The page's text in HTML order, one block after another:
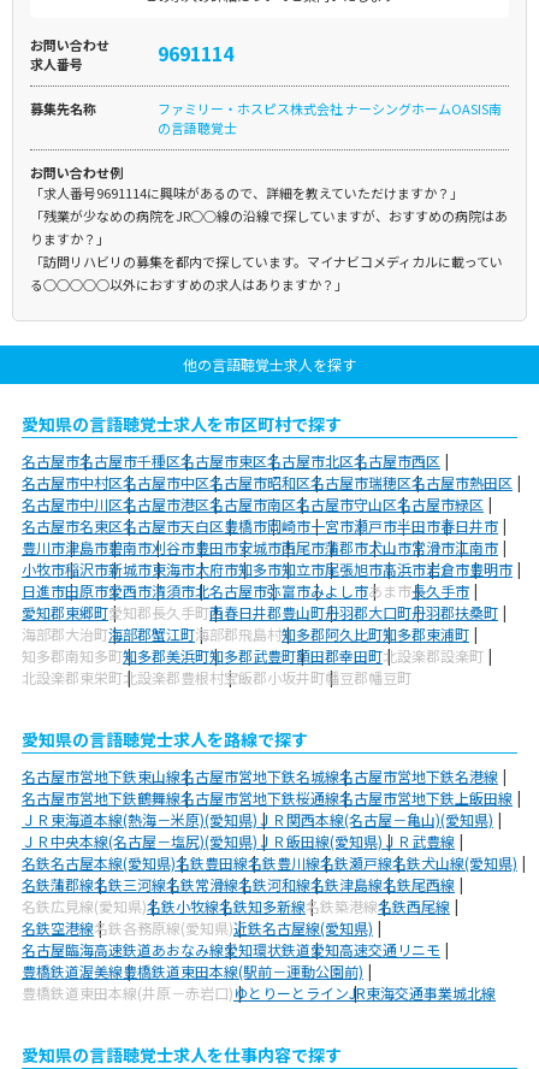
お問い合わせ
求人番号
9691114
募集先名称
ファミリー・ホスピス株式会社 ナーシングホームOASIS南
の言語聴覚士
お問い合わせ例
「求人番号9691114に興味があるので、詳細を教えていただけますか？」
「残業が少なめの病院をJR○○線の沿線で探していますが、おすすめの病院はあ
りますか？」
「訪問リハビリの募集を都内で探しています。マイナビコメディカルに載ってい
る○○○○○以外におすすめの求人はありますか？」
他の言語聴覚士求人を探す
愛知県の言語聴覚士求人を市区町村で探す
名古屋市名古屋市千種区名古屋市東区名古屋市北区名古屋市西区
名古屋市中村区名古屋市中区名古屋市昭和区名古屋市瑞穂区名古屋市熱田区
名古屋市中川区名古屋市港区名古屋市南区名古屋市守山区名古屋市緑区
名古屋市名東区名古屋市天白区豊橋市岡崎市一宮市瀬戸市半田市春日井市
豊川市津島市碧南市刈谷市豊田市安城市西尾市蒲郡市犬山市常滑市江南市
小牧市稲沢市新城市東海市大府市知多市知立市尾張旭市高浜市岩倉市豊明市
日進市田原市愛西市清須市北名古屋市弥富市みよし市あま市長久手市
愛知郡東郷町愛知郡長久手町西春日井郡豊山町丹羽郡大口町丹羽郡扶桑町
海部郡大治町海部郡蟹江町海部郡飛島村知多郡阿久比町知多郡東浦町
知多郡南知多町知多郡美浜町知多郡武豊町額田郡幸田町北設楽郡設楽町
北設楽郡東栄町北設楽郡豊根村宝飯郡小坂井町幡豆郡幡豆町
愛知県の言語聴覚士求人を路線で探す
名古屋市営地下鉄東山線名古屋市営地下鉄名城線名古屋市営地下鉄名港線
名古屋市営地下鉄鶴舞線名古屋市営地下鉄桜通線名古屋市営地下鉄上飯田線
ＪＲ東海道本線(熱海－米原)(愛知県)ＪＲ関西本線(名古屋－亀山)(愛知県)
ＪＲ中央本線(名古屋－塩尻)(愛知県)ＪＲ飯田線(愛知県)ＪＲ武豊線
名鉄名古屋本線(愛知県)名鉄豊田線名鉄豊川線名鉄瀬戸線名鉄犬山線(愛知県)
名鉄蒲郡線名鉄三河線名鉄常滑線名鉄河和線名鉄津島線名鉄尾西線
名鉄広見線(愛知県)名鉄小牧線名鉄知多新線名鉄築港線名鉄西尾線
名鉄空港線名鉄各務原線(愛知県)近鉄名古屋線(愛知県)
名古屋臨海高速鉄道あおなみ線愛知環状鉄道愛知高速交通リニモ
豊橋鉄道渥美線豊橋鉄道東田本線(駅前－運動公園前)
豊橋鉄道東田本線(井原－赤岩口)ゆとりーとラインJR東海交通事業城北線
愛知県の言語聴覚士求人を仕事内容で探す